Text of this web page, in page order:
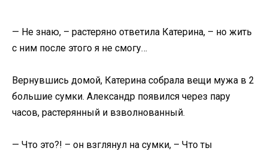
— Не знаю, – растеряно ответила Катерина, – но жить
с ним после этого я не смогу…
Вернувшись домой, Катерина собрала вещи мужа в 2
большие сумки. Александр появился через пару
часов, растерянный и взволнованный.
— Что это?! – он взглянул на сумки, – Что ты